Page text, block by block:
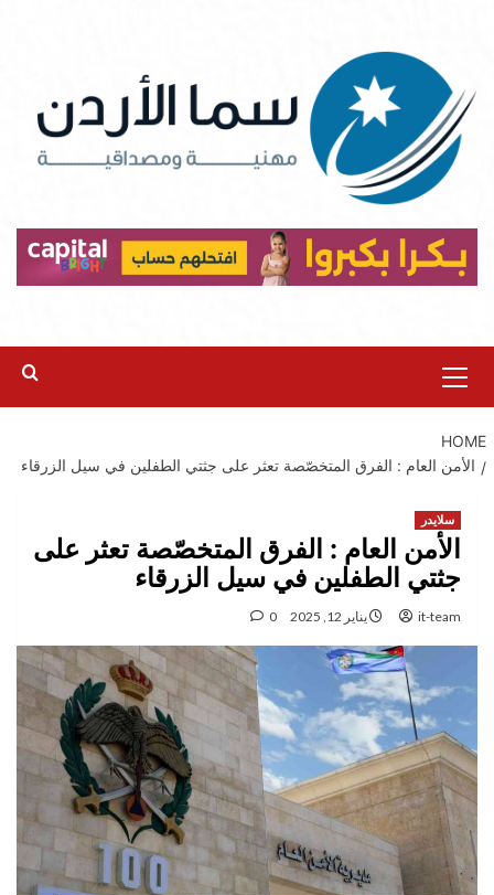
content
Menu
HOME
الأمن العام : الفرق المتخصّصة تعثر على جثتي الطفلين في سيل الزرقاء
سلايدر
الأمن العام : الفرق المتخصّصة تعثر على
جثتي الطفلين في سيل الزرقاء
it-team يناير 12, 2025 0